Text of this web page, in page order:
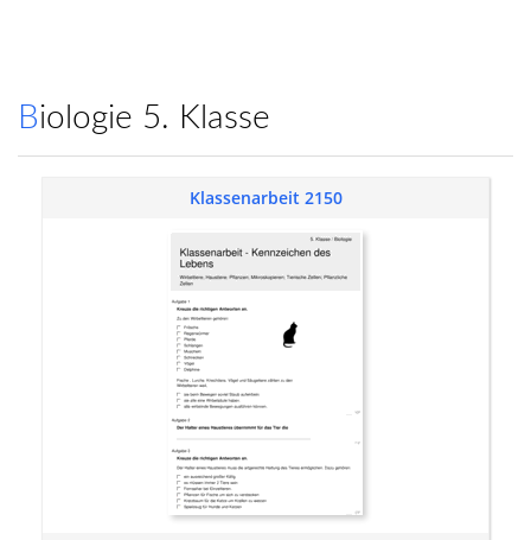
Biologie 5. Klasse
Klassenarbeit 2150